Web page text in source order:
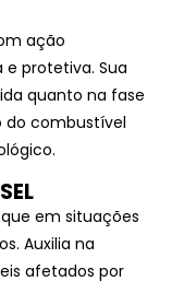
ação
protetiva. Sua
quanto na fase
do combustível
em situações
Auxilia na
afetados por